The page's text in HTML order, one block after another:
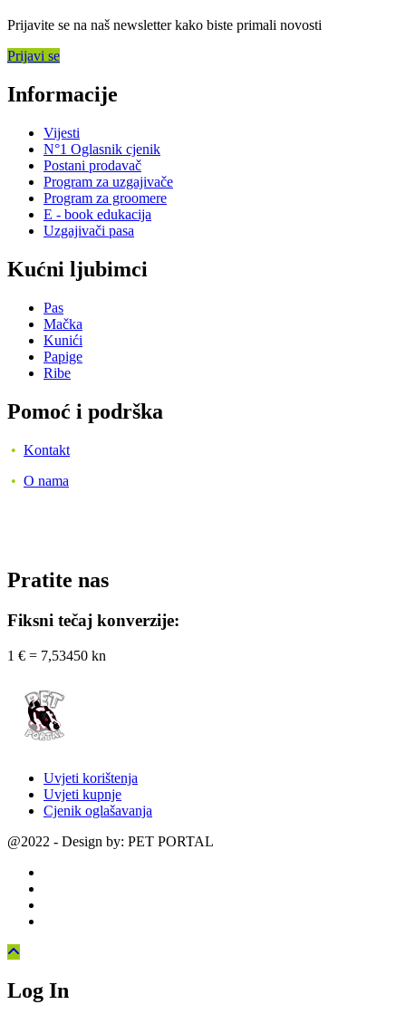
Prijavite se na naš newsletter kako biste primali novosti
Prijavi se
Informacije
Vijesti
N°1 Oglasnik cjenik
Postani prodavač
Program za uzgajivače
Program za groomere
E - book edukacija
Uzgajivači pasa
Kućni ljubimci
Pas
Mačka
Kunići
Papige
Ribe
Pomoć i podrška
• Kontakt
• O nama
Pratite nas
Fiksni tečaj konverzije:
1 € = 7,53450 kn
Uvjeti korištenja
Uvjeti kupnje
Cjenik oglašavanja
@2022 - Design by: PET PORTAL
Log In